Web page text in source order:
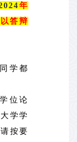
年
答辩
学都
位论
学学
按要